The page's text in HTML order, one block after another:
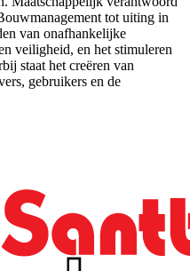
tot uiting in
van onafhankelijke
veiligheid, en het stimuleren
staat het creëren van
gebruikers en de